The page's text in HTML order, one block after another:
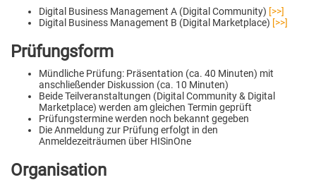
Digital Business Management A (Digital Community) [>>]
Digital Business Management B (Digital Marketplace) [>>]
Prüfungsform
Mündliche Prüfung: Präsentation (ca. 40 Minuten) mit
anschließender Diskussion (ca. 10 Minuten)
Beide Teilveranstaltungen (Digital Community & Digital
Marketplace) werden am gleichen Termin geprüft
Prüfungstermine werden noch bekannt gegeben
Die Anmeldung zur Prüfung erfolgt in den
Anmeldezeiträumen über HISinOne
Organisation